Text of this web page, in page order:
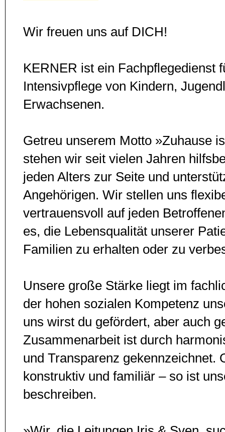
Wir freuen uns auf DICH!
KERNER ist ein Fachpflegedienst
Intensivpflege von Kindern,
Erwachsenen.
Getreu unserem Motto »Zuhause
stehen wir seit vielen Jahren
jeden Alters zur Seite und
Angehörigen. Wir stellen uns
ver­trauens­voll auf jeden
es, die Lebensqualität unserer
Familien zu erhalten oder zu
Unsere große Stärke liegt im
der hohen sozialen Kompetenz
uns wirst du gefördert, aber auch
Zusammenarbeit ist durch
und Transparenz gekennzeichnet.
konstruktiv und familiär – so ist
beschreiben.